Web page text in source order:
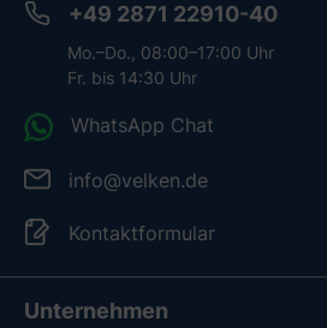
Unternehmen
+49 2871 22910-40
Mo.–Do., 08:00–17:00 Uhr
Fr. bis 14:30 Uhr
WhatsApp Chat
info@velken.de
Kontaktformular